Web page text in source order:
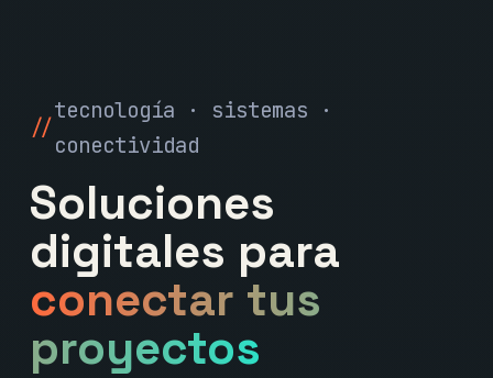
tecnología · sistemas ·
conectividad
Soluciones
digitales para
conectar tus
proyectos